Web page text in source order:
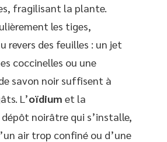
fragilisant la plante.
les tiges,
revers des feuilles : un jet
coccinelles ou une
savon noir suffisent à
L’oïdium et la
dépôt noirâtre qui s’installe,
air trop confiné ou d’une